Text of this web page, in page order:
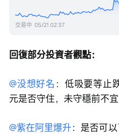
交易中 05/21 02:37
回復部分投資者觀點：
@没想好名 ：低吸要等止
元是否守住，未守穩前不宜
@紫在阿里爆升：是否可